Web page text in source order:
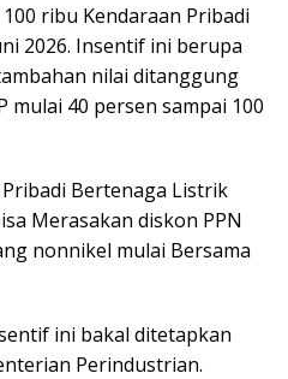
ribu Kendaraan Pribadi
2026. Insentif ini berupa
nilai ditanggung
mulai 40 persen sampai 100
Bertenaga Listrik
Merasakan diskon PPN
nonnikel mulai Bersama
ini bakal ditetapkan
Perindustrian.